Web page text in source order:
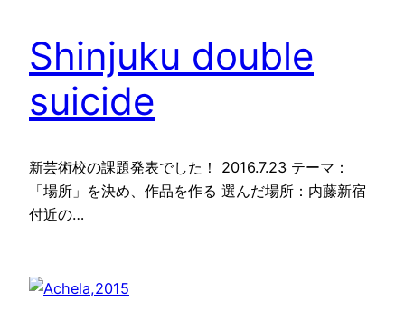
Shinjuku double
suicide
新芸術校の課題発表でした！ 2016.7.23 テーマ：
「場所」を決め、作品を作る 選んだ場所：内藤新宿
付近の…